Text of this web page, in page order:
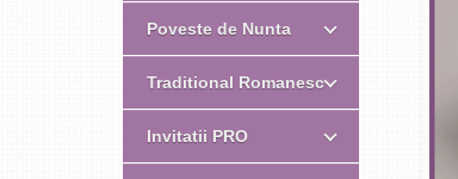
Poveste de Nunta
Traditional Romanesc
Invitatii PRO